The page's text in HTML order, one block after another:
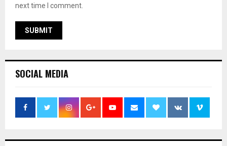
next time I comment.
SOCIAL MEDIA